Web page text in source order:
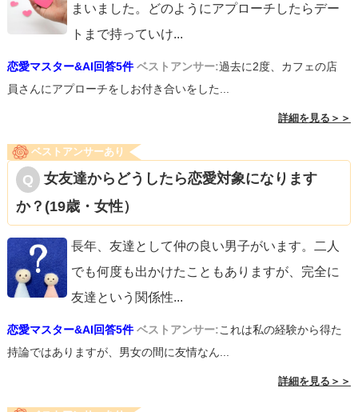
まいました。どのようにアプローチしたらデー
トまで持っていけ...
恋愛マスター&AI回答5件 ベストアンサー:過去に2度、カフェの店
員さんにアプローチをしお付き合いをした...
詳細を見る＞＞
ベストアンサーあり
女友達からどうしたら恋愛対象になります
か？(19歳・女性）
長年、友達として仲の良い男子がいます。二人
でも何度も出かけたこともありますが、完全に
友達という関係性...
恋愛マスター&AI回答5件 ベストアンサー:これは私の経験から得た
持論ではありますが、男女の間に友情なん...
詳細を見る＞＞